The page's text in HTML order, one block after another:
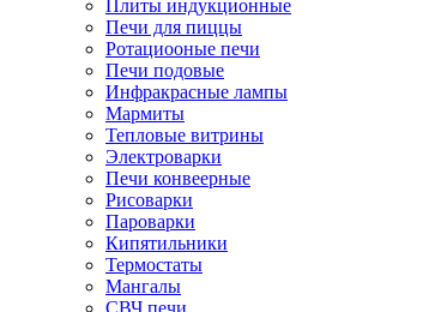
Плиты индукционные
Печи для пиццы
Ротациооные печи
Печи подовые
Инфракрасные лампы
Мармиты
Тепловые витрины
Электроварки
Печи конвеерные
Рисоварки
Пароварки
Кипятильники
Термостаты
Мангалы
СВЧ печи